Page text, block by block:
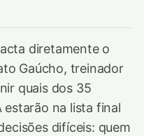
diretamente o
Gaúcho, treinador
quais dos 35
estarão na lista final
difíceis: quem